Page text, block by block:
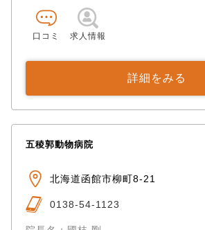
口コミ 求人情報
詳細をみる
五稜郭動物病院
北海道函館市柳町8-21
0138-54-1123